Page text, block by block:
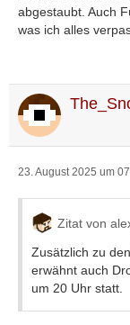
abgestaubt. Auch
was ich alles
23. August 2025 um
Zitat von
Zusätzlich zu
erwähnt auch
um 20 Uhr statt.